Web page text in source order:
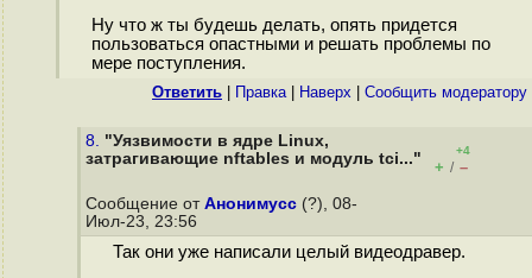
Ну что ж ты будешь делать, опять придется
пользоваться опастными и решать проблемы по
мере поступления.
Ответить Правка| Наверх Cообщить модератору
8. "Уязвимости в ядре Linux,
затрагивающие nftables и модуль tci..."
+4
+ / –
Сообщение от Анонимусс (?), 08-
Июл-23, 23:56
Так они уже написали целый видеодравер.